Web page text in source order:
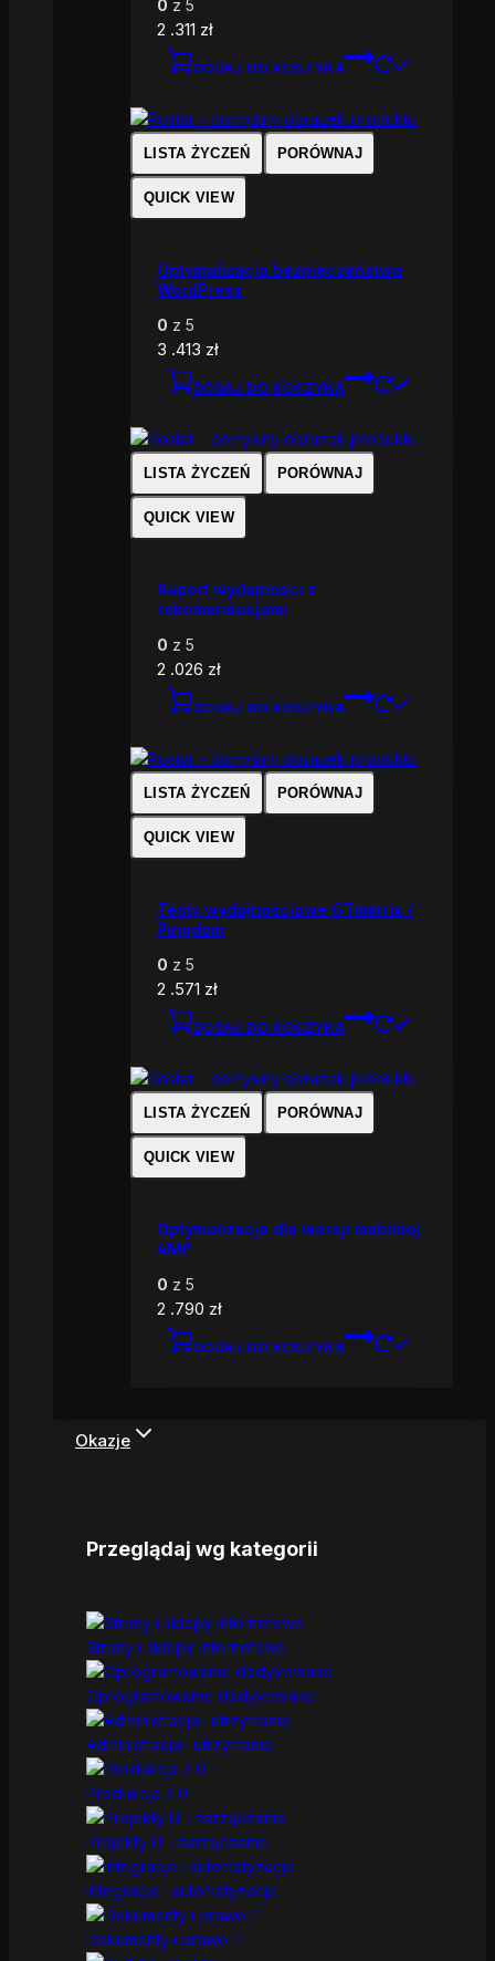
0 z 5
2 .311 zł
DODAJ DO KOSZYKA
LISTA ŻYCZEŃ PORÓWNAJ
QUICK VIEW
Optymalizacja bezpieczeństwa
WordPress
0 z 5
3 .413 zł
DODAJ DO KOSZYKA
LISTA ŻYCZEŃ PORÓWNAJ
QUICK VIEW
Raport wydajności z
rekomendacjami
0 z 5
2 .026 zł
DODAJ DO KOSZYKA
LISTA ŻYCZEŃ PORÓWNAJ
QUICK VIEW
Testy wydajnościowe GTmetrix /
Pingdom
0 z 5
2 .571 zł
DODAJ DO KOSZYKA
LISTA ŻYCZEŃ PORÓWNAJ
QUICK VIEW
Optymalizacja dla wersji mobilnej
AMP
0 z 5
2 .790 zł
DODAJ DO KOSZYKA
Okazje
Przeglądaj wg kategorii
Strony i sklepy internetowe
Oprogramowanie dedykowane
Administracja i utrzymanie
Produkcja 4.0
Projekty IT i zarządzanie
Integracje i automatyzacje
Dokumenty i prawo IT